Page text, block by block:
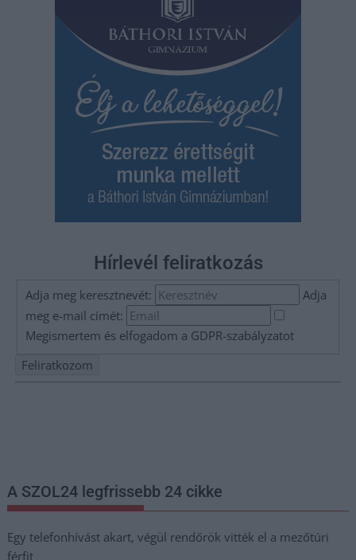
Hírlevél feliratkozás
Adja meg keresztnevét:
Adja
meg e-mail címét:
Megismertem és elfogadom a GDPR-szabályzatot
A SZOL24 legfrissebb 24 cikke
Egy telefonhívást akart, végül rendőrök vitték el a mezőtúri
férfit